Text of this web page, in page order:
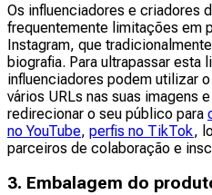
Os influenciadores e criadores
frequentemente limitações em
Instagram, que
biografia. Para ultrapassar
influenciadores podem utilizar
vários URLs nas suas imagens
redirecionar o seu público para
no YouTube, perfis no TikTok,
parceiros de colaboração e
3. Embalagem do